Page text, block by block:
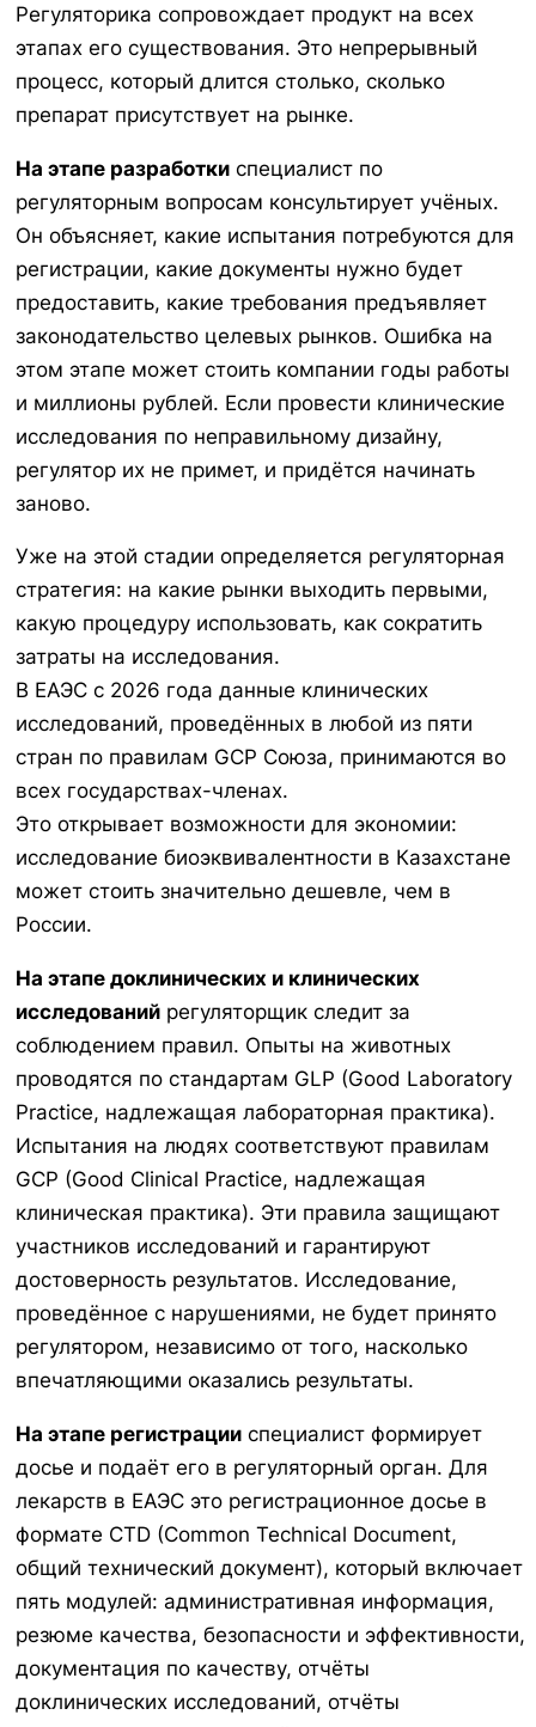
Регуляторика сопровождает продукт на всех
этапах его существования. Это непрерывный
процесс, который длится столько, сколько
препарат присутствует на рынке.
На этапе разработки специалист по
регуляторным вопросам консультирует учёных.
Он объясняет, какие испытания потребуются для
регистрации, какие документы нужно будет
предоставить, какие требования предъявляет
законодательство целевых рынков. Ошибка на
этом этапе может стоить компании годы работы
и миллионы рублей. Если провести клинические
исследования по неправильному дизайну,
регулятор их не примет, и придётся начинать
заново.
Уже на этой стадии определяется регуляторная
стратегия: на какие рынки выходить первыми,
какую процедуру использовать, как сократить
затраты на исследования.
В ЕАЭС с 2026 года данные клинических
исследований, проведённых в любой из пяти
стран по правилам GCP Союза, принимаются во
всех государствах-членах.
Это открывает возможности для экономии:
исследование биоэквивалентности в Казахстане
может стоить значительно дешевле, чем в
России.
На этапе доклинических и клинических
исследований регуляторщик следит за
соблюдением правил. Опыты на животных
проводятся по стандартам GLP (Good Laboratory
Practice, надлежащая лабораторная практика).
Испытания на людях соответствуют правилам
GCP (Good Clinical Practice, надлежащая
клиническая практика). Эти правила защищают
участников исследований и гарантируют
достоверность результатов. Исследование,
проведённое с нарушениями, не будет принято
регулятором, независимо от того, насколько
впечатляющими оказались результаты.
На этапе регистрации специалист формирует
досье и подаёт его в регуляторный орган. Для
лекарств в ЕАЭС это регистрационное досье в
формате CTD (Common Technical Document,
общий технический документ), который включает
пять модулей: административная информация,
резюме качества, безопасности и эффективности,
документация по качеству, отчёты
доклинических исследований, отчёты